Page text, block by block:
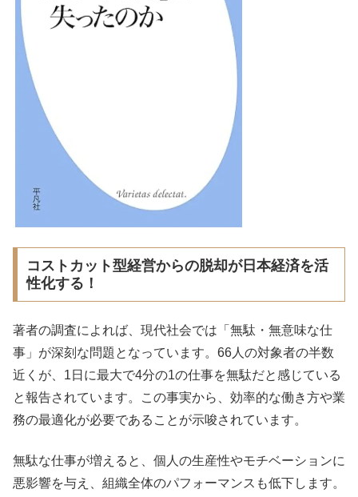
コストカット型経営からの脱却が日本経済を活
性化する！
著者の調査によれば、現代社会では「無駄・無意味な仕
事」が深刻な問題となっています。66人の対象者の半数
近くが、1日に最大で4分の1の仕事を無駄だと感じている
と報告されています。この事実から、効率的な働き方や業
務の最適化が必要であることが示唆されています。
無駄な仕事が増えると、個人の生産性やモチベーションに
悪影響を与え、組織全体のパフォーマンスも低下します。